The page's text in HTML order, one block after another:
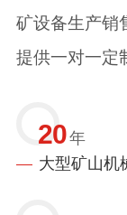
矿设备生产销
提供一对一定
20年
大型矿山机